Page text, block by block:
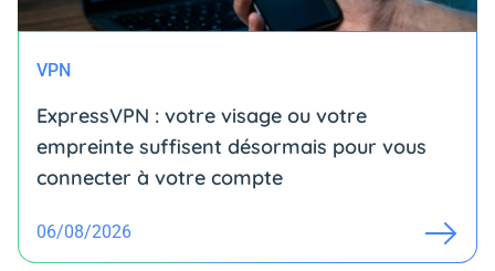
VPN
ExpressVPN : votre visage ou votre
empreinte suffisent désormais pour vous
connecter à votre compte
06/08/2026